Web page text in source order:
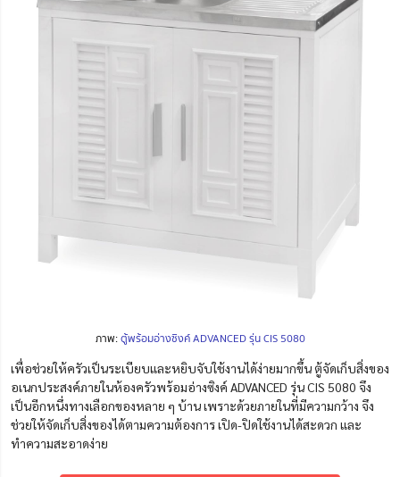
ภาพ:ตู้พร้อมอ่างซิงค์ ADVANCED รุ่น CIS 5080
เพื่อช่วยให้ครัวเป็นระเบียบและหยิบจับใช้งานได้ง่ายมากขึ้นตู้จัดเก็บสิ่งของ
อเนกประสงค์ภายในห้องครัวพร้อมอ่างซิงค์ ADVANCED รุ่น CIS 5080 จึง
เป็นอีกหนึ่งทางเลือกของหลาย ๆ บ้าน เพราะด้วยภายในที่มีความกว้าง จึง
ช่วยให้จัดเก็บสิ่งของได้ตามความต้องการ เปิด-ปิดใช้งานได้สะดวก และ
ทำความสะอาดง่าย